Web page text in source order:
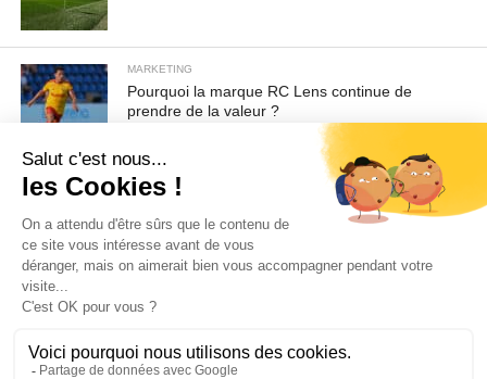
MARKETING
Pourquoi la marque RC Lens continue de
prendre de la valeur ?
Pour toute demande d'information ou de désabonnement :